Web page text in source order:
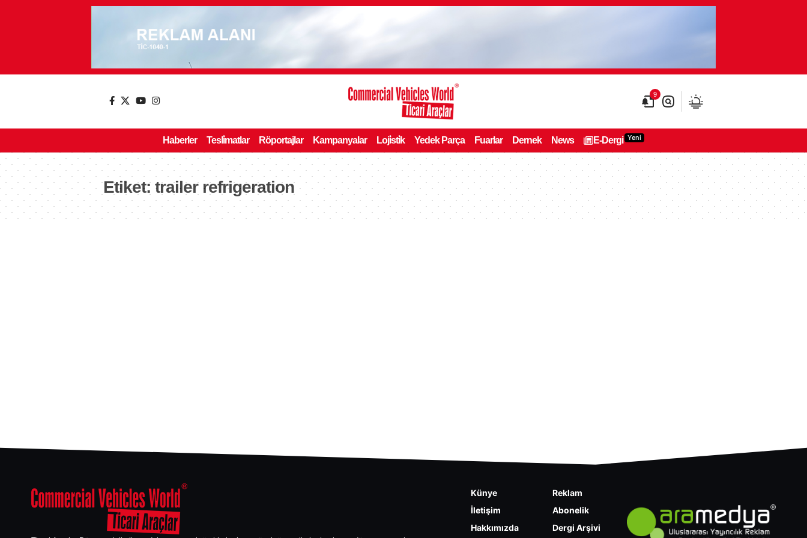
9
Haberler Tesli̇matlar Röportajlar Kampanyalar Loji̇sti̇k Yedek Parça Fuarlar Dernek News E-Dergi Yeni
Etiket:trailer refrigeration
Künye
İletişim
Hakkımızda
Reklam
Abonelik
Dergi Arşivi